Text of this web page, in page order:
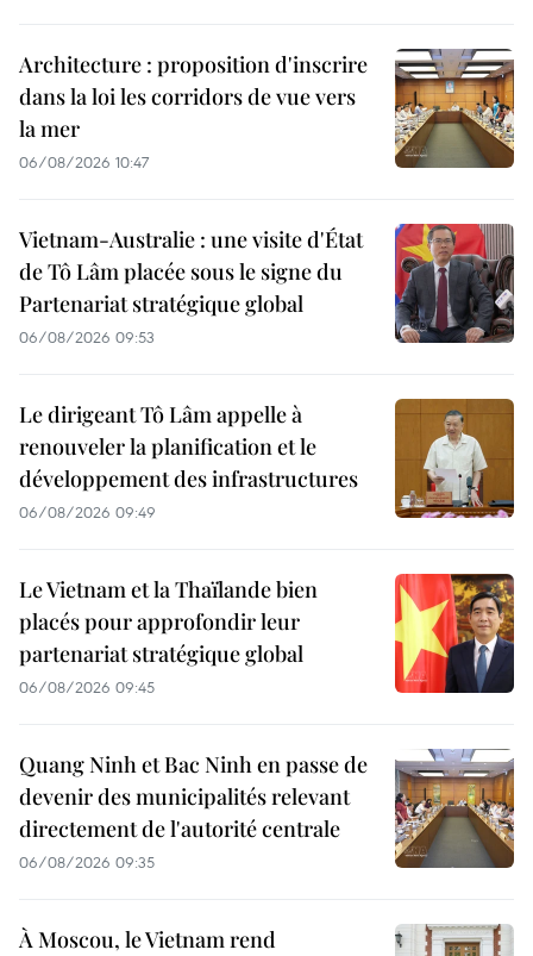
Architecture : proposition d'inscrire
dans la loi les corridors de vue vers
la mer
06/08/2026 10:47
Vietnam-Australie : une visite d'État
de Tô Lâm placée sous le signe du
Partenariat stratégique global
06/08/2026 09:53
Le dirigeant Tô Lâm appelle à
renouveler la planification et le
développement des infrastructures
06/08/2026 09:49
Le Vietnam et la Thaïlande bien
placés pour approfondir leur
partenariat stratégique global
06/08/2026 09:45
Quang Ninh et Bac Ninh en passe de
devenir des municipalités relevant
directement de l'autorité centrale
06/08/2026 09:35
À Moscou, le Vietnam rend